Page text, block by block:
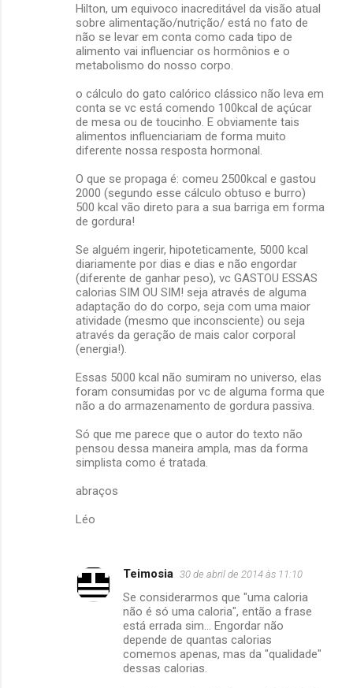
Hilton, um equivoco inacreditável da visão atual
sobre alimentação/nutrição/ está no fato de
não se levar em conta como cada tipo de
alimento vai influenciar os hormônios e o
metabolismo do nosso corpo.
o cálculo do gato calórico clássico não leva em
conta se vc está comendo 100kcal de açúcar
de mesa ou de toucinho. E obviamente tais
alimentos influenciariam de forma muito
diferente nossa resposta hormonal.
O que se propaga é: comeu 2500kcal e gastou
2000 (segundo esse cálculo obtuso e burro)
500 kcal vão direto para a sua barriga em forma
de gordura!
Se alguém ingerir, hipoteticamente, 5000 kcal
diariamente por dias e dias e não engordar
(diferente de ganhar peso), vc GASTOU ESSAS
calorias SIM OU SIM! seja através de alguma
adaptação do do corpo, seja com uma maior
atividade (mesmo que inconsciente) ou seja
através da geração de mais calor corporal
(energia!).
Essas 5000 kcal não sumiram no universo, elas
foram consumidas por vc de alguma forma que
não a do armazenamento de gordura passiva.
Só que me parece que o autor do texto não
pensou dessa maneira ampla, mas da forma
simplista como é tratada.
abraços
Léo
Teimosia 30 de abril de 2014 às 11:10
Se considerarmos que "uma caloria
não é só uma caloria", então a frase
está errada sim... Engordar não
depende de quantas calorias
comemos apenas, mas da "qualidade"
dessas calorias.